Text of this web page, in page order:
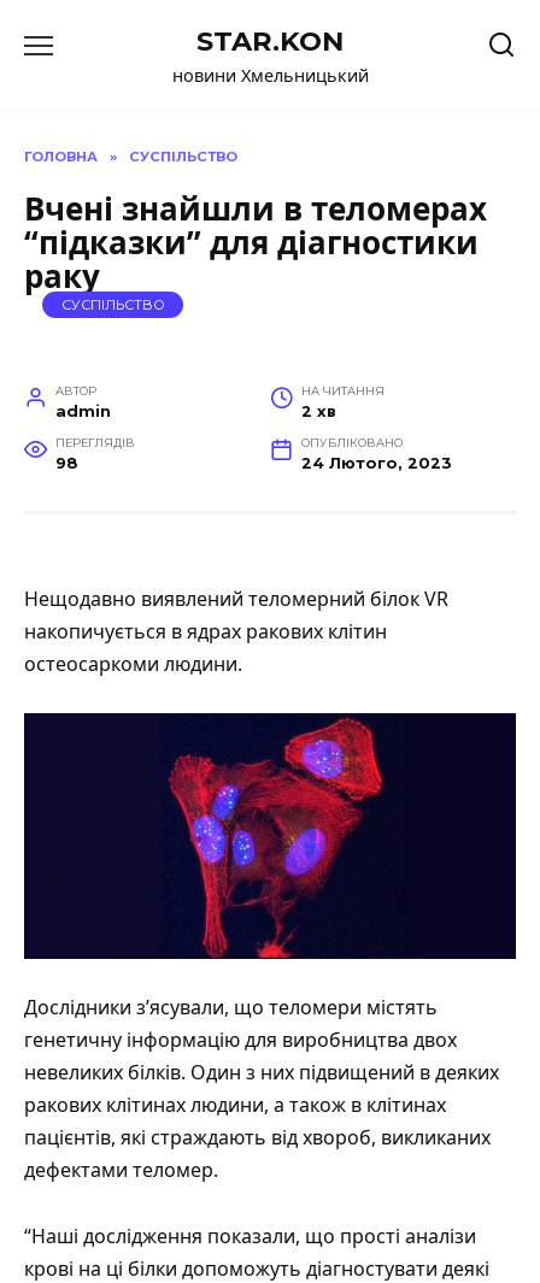
до
STAR.KON
новини Хмельницький
ГОЛОВНА » СУСПІЛЬСТВО
Вчені знайшли в теломерах
“підказки” для діагностики
раку
СУСПІЛЬСТВО
АВТОР
admin
НА ЧИТАННЯ
2 хв
ПЕРЕГЛЯДІВ
98
ОПУБЛІКОВАНО
24 Лютого, 2023
Нещодавно виявлений теломерний білок VR
накопичується в ядрах ракових клітин
остеосаркоми людини.
Дослідники з’ясували, що теломери містять
генетичну інформацію для виробництва двох
невеликих білків. Один з них підвищений в деяких
ракових клітинах людини, а також в клітинах
пацієнтів, які страждають від хвороб, викликаних
дефектами теломер.
“Наші дослідження показали, що прості аналізи
крові на ці білки допоможуть діагностувати деякі